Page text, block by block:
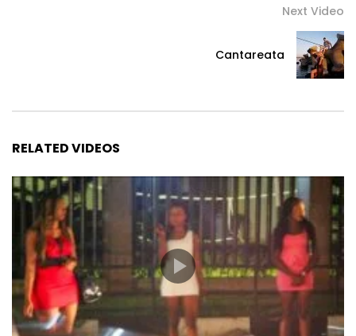
Next Video
Cantareata
RELATED VIDEOS